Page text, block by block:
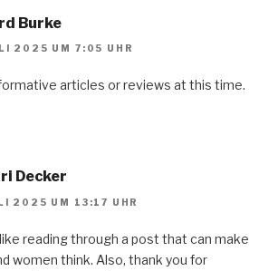
Burke
2025 UM 7:05 UHR
articles or reviews at this time.
Decker
2025 UM 13:17 UHR
reading through a post that can make
women think. Also, thank you for